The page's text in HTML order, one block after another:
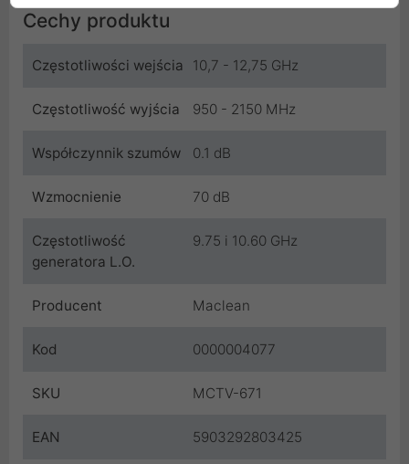
Cechy produktu
Częstotliwości wejścia 10,7 - 12,75 GHz
Częstotliwość wyjścia 950 - 2150 MHz
Współczynnik szumów 0.1 dB
Wzmocnienie 70 dB
Częstotliwość
generatora L.O.
9.75 i 10.60 GHz
Producent Maclean
Kod 0000004077
SKU MCTV-671
EAN 5903292803425